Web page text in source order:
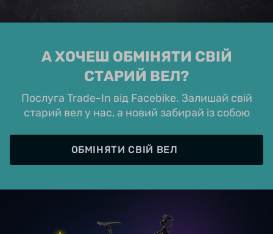
А ХОЧЕШ ОБМІНЯТИ СВІЙ
СТАРИЙ ВЕЛ?
Послуга Trade-In від Facebike. Залишай свій
старий вел у нас, а новий забирай із собою
ОБМІНЯТИ СВІЙ ВЕЛ